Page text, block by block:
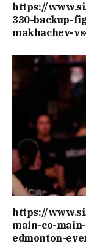
https://
330-backup-
makhachev-
https://
main-co-
edmonton-